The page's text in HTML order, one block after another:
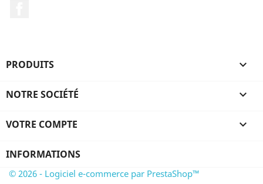
PRODUITS 
NOTRE SOCIÉTÉ 
VOTRE COMPTE 
INFORMATIONS
© 2026 - Logiciel e-commerce par PrestaShop™